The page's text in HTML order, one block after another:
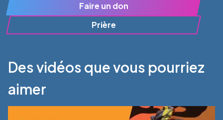
Faire un don
Prière
Des vidéos que vous pourriez
aimer